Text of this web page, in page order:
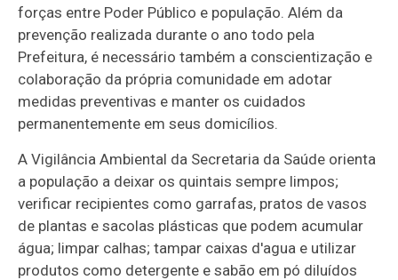
forças entre Poder Público e população. Além da
prevenção realizada durante o ano todo pela
Prefeitura, é necessário também a conscientização e
colaboração da própria comunidade em adotar
medidas preventivas e manter os cuidados
permanentemente em seus domicílios.
A Vigilância Ambiental da Secretaria da Saúde orienta
a população a deixar os quintais sempre limpos;
verificar recipientes como garrafas, pratos de vasos
de plantas e sacolas plásticas que podem acumular
água; limpar calhas; tampar caixas d'agua e utilizar
produtos como detergente e sabão em pó diluídos